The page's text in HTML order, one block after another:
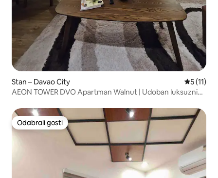
Stan – Davao City
5 (11)
AEON TOWER DVO Apartman Walnut | Udoban luksuzni
Odabrali gosti
Odabrali gosti